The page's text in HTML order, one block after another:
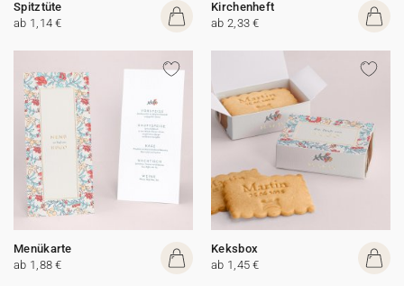
Spitztüte
ab 1,14 €
Kirchenheft
ab 2,33 €
Menükarte
ab 1,88 €
Keksbox
ab 1,45 €